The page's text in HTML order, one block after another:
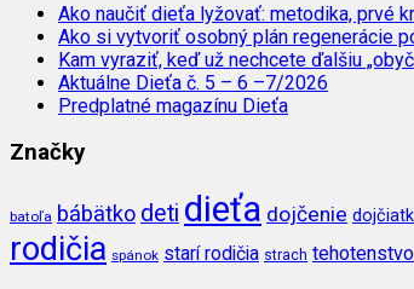
Ako naučiť dieťa lyžovať: metodika, prvé
Ako si vytvoriť osobný plán regenerácie
Kam vyraziť, keď už nechcete ďalšiu
Aktuálne Dieťa č. 5 – 6 –7/2026
Predplatné magazínu Dieťa
Značky
batoľa bábätko deti dieťa dojčenie
rodičia spánok starí rodičia strach tehotenstvo